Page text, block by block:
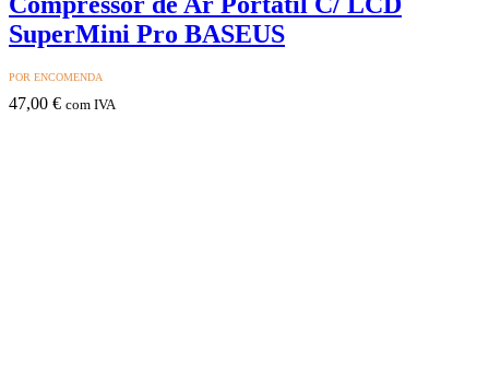
SuperMini Pro BASEUS
POR ENCOMENDA
47,00 € com IVA